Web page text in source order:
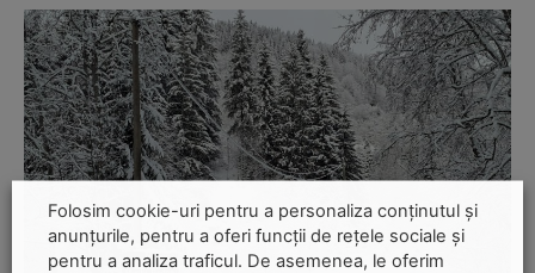
Folosim cookie-uri pentru a personaliza conținutul și
anunțurile, pentru a oferi funcții de rețele sociale și
pentru a analiza traficul. De asemenea, le oferim